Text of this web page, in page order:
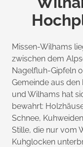
Missen-Wilhams
zwischen dem
Nagelfluh-Gipfeln
Gemeinde aus
und Wilhams hat
bewahrt:
Schnee,
Stille, die nur vom
Kuhglocken